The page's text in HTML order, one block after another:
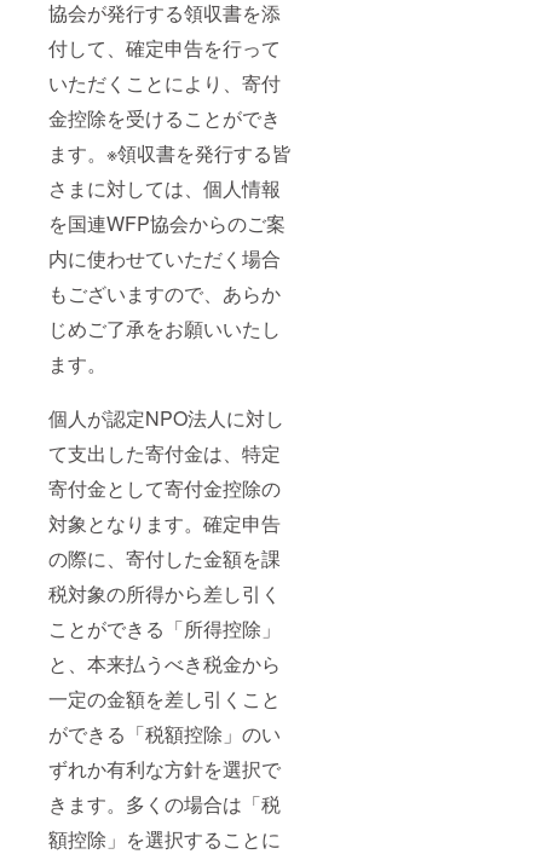
協会が発行する領収書を添
付して、確定申告を行って
いただくことにより、寄付
金控除を受けることができ
ます。※領収書を発行する皆
さまに対しては、個人情報
を国連WFP協会からのご案
内に使わせていただく場合
もございますので、あらか
じめご了承をお願いいたし
ます。
個人が認定NPO法人に対し
て支出した寄付金は、特定
寄付金として寄付金控除の
対象となります。確定申告
の際に、寄付した金額を課
税対象の所得から差し引く
ことができる「所得控除」
と、本来払うべき税金から
一定の金額を差し引くこと
ができる「税額控除」のい
ずれか有利な方針を選択で
きます。多くの場合は「税
額控除」を選択することに